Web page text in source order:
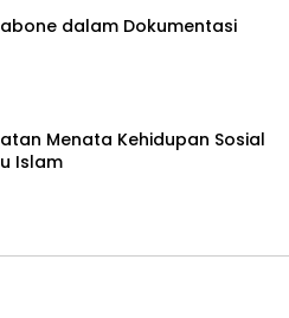
dalam Dokumentasi
Menata Kehidupan Sosial
Islam